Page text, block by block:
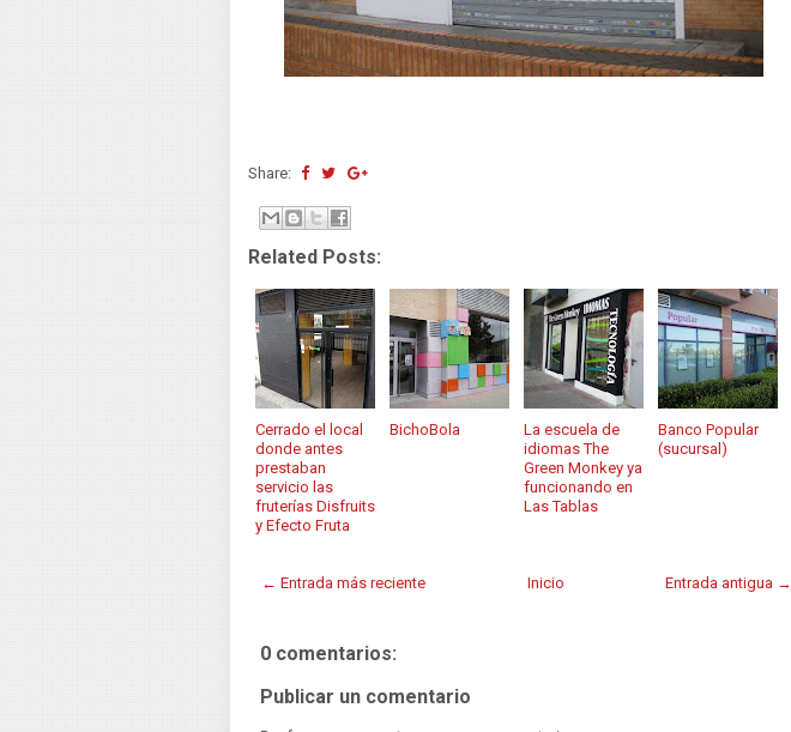
Share:
Related Posts:
Cerrado el local
donde antes
prestaban
servicio las
fruterías Disfruits
y Efecto Fruta
BichoBola
La escuela de
idiomas The
Green Monkey ya
funcionando en
Las Tablas
Banco Popular
(sucursal)
← Entrada más reciente Entrada antigua →
Inicio
0 comentarios:
Publicar un comentario